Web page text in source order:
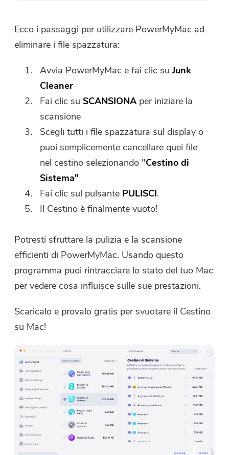
Ecco i passaggi per utilizzare PowerMyMac ad
eliminare i file spazzatura:
Avvia PowerMyMac e fai clic suJunk
Cleaner
Fai clic su SCANSIONAper iniziare la
scansione
Scegli tutti i file spazzatura sul display o
puoi semplicemente cancellare quei file
nel cestino selezionando "Cestino di
Sistema"
Fai clic sul pulsante PULISCI.
Il Cestino è finalmente vuoto!
Potresti sfruttare la pulizia e la scansione
efficienti di PowerMyMac. Usando questo
programma puoi rintracciare lo stato del tuo Mac
per vedere cosa influisce sulle sue prestazioni.
Scaricalo e provalo gratis per svuotare il Cestino
su Mac!